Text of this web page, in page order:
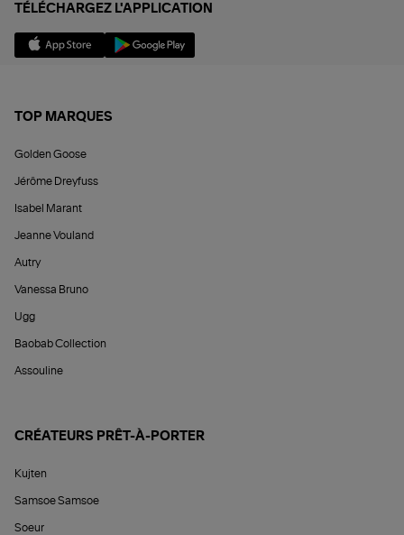
TÉLÉCHARGEZ L'APPLICATION
TOP MARQUES
Golden Goose
Jérôme Dreyfuss
Isabel Marant
Jeanne Vouland
Autry
Vanessa Bruno
Ugg
Baobab Collection
Assouline
CRÉATEURS PRÊT-À-PORTER
Kujten
Samsoe Samsoe
Soeur